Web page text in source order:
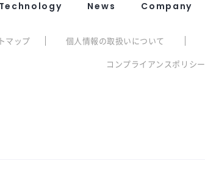
Technology News Company
マップ 個人情報の取扱いについて
コンプライアンスポリシー